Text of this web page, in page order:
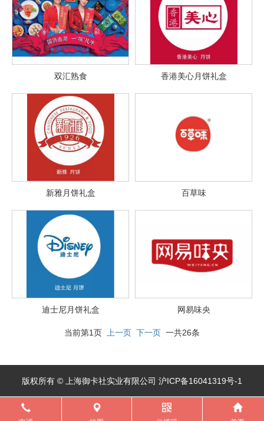
双汇熟食 香港美心月饼礼盒
新雅月饼礼盒 百草味
迪士尼月饼礼盒 网易味央
当前第1页 上一页 下一页 一共26条
版权所有 © 上海御卡社实业有限公司 沪ICP备16041319号-1